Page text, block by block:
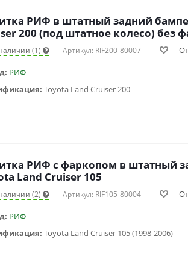
РИФ в штатный задний
200 (под штатное колесо) без
(1) Артикул: RIF200-80007
РИФ
Toyota Land Cruiser 200
РИФ с фаркопом в штатный
Land Cruiser 105
(2) Артикул: RIF105-80004
РИФ
Toyota Land Cruiser 105 (1998-2006)